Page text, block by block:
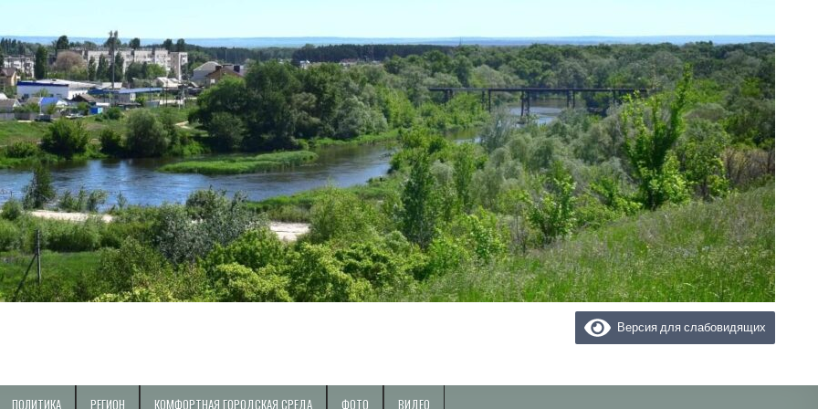
Версия для слабовидящих
ПОЛИТИКА РЕГИОН КОМФОРТНАЯ ГОРОДСКАЯ СРЕДА ФОТО ВИДЕО